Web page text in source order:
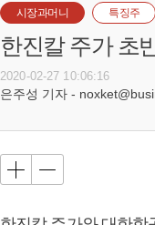
시장과머니 특징주
한진칼 주가 초
2020-02-27 10:06:16
은주성 기자 -